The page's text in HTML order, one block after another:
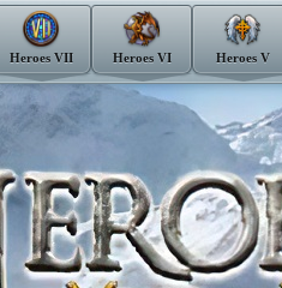
Heroes VII Heroes VI Heroes V